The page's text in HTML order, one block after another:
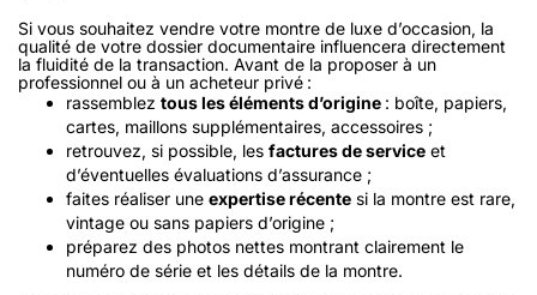
Si vous souhaitez vendre votre montre de luxe d’occasion, la
qualité de votre dossier documentaire influencera directement
la fluidité de la transaction. Avant de la proposer à un
professionnel ou à un acheteur privé :
rassemblez tous les éléments d’origine : boîte, papiers,
cartes, maillons supplémentaires, accessoires ;
retrouvez, si possible, les factures de service et
d’éventuelles évaluations d’assurance ;
faites réaliser une expertise récente si la montre est rare,
vintage ou sans papiers d’origine ;
préparez des photos nettes montrant clairement le
numéro de série et les détails de la montre.